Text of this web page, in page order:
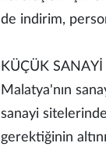
de indirim,
KÜÇÜK
Malatya'nın
sanayi
gerektiğinin